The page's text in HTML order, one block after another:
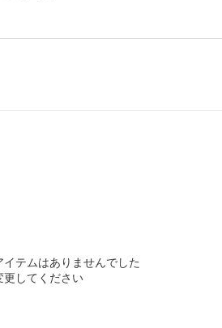
テムはありませんでした
してください